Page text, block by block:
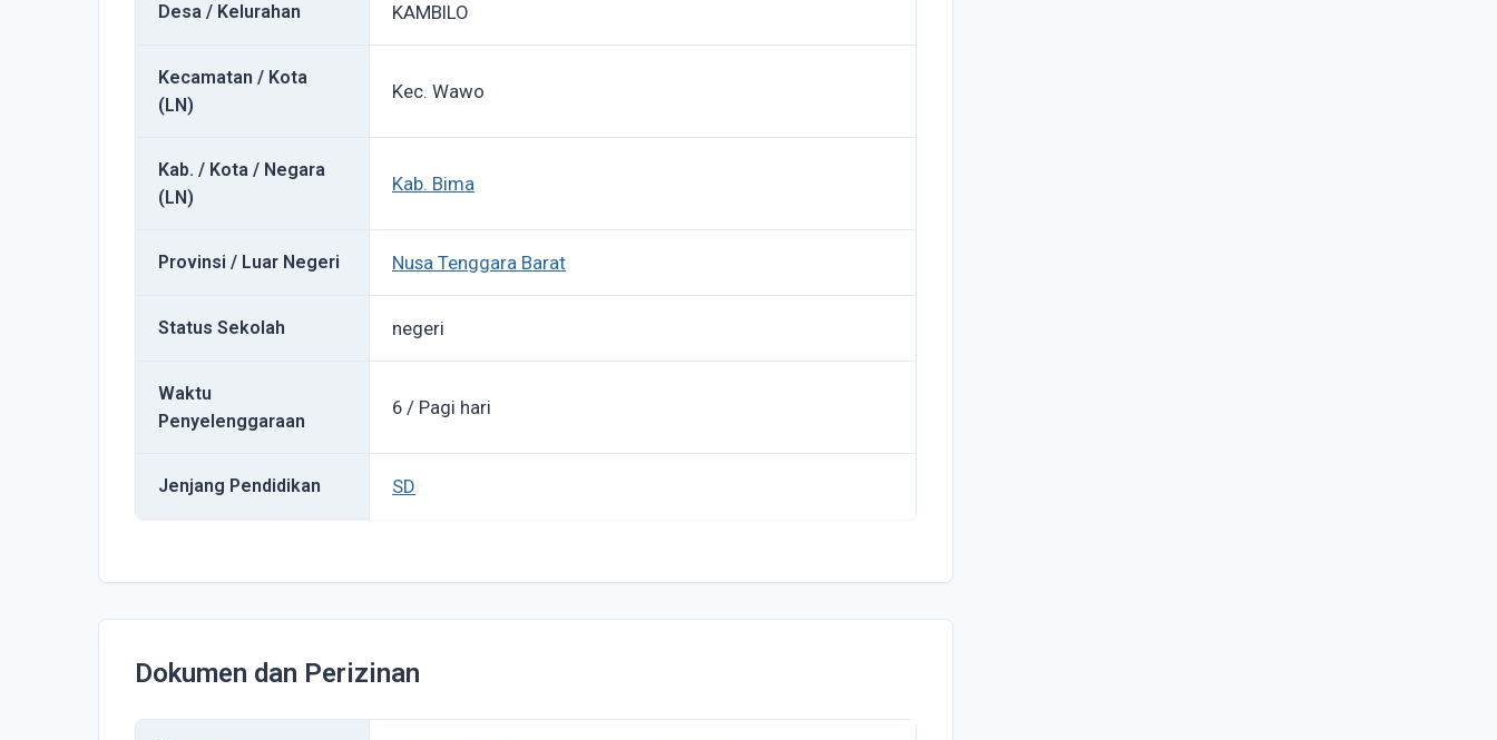
Desa / Kelurahan KAMBILO
Kecamatan / Kota
(LN)
Kec. Wawo
Kab. / Kota / Negara
(LN)
Kab. Bima
Provinsi / Luar Negeri Nusa Tenggara Barat
Status Sekolah negeri
Waktu
Penyelenggaraan
6 / Pagi hari
Jenjang Pendidikan SD
Dokumen dan Perizinan